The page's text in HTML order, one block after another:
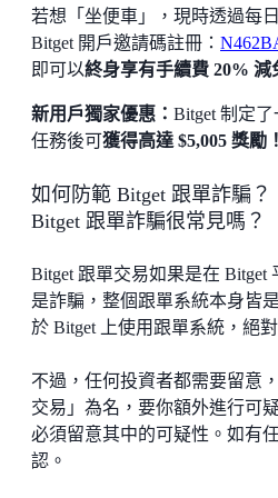
若想「坐便車」，現時透過每
Bitget 開戶邀請碼註冊：
即可以終身享有手續費 20% 減
新用戶獨家優惠： Bitget 制定
任務後可獲得高達 $5,005 獎勵！
如何防範 Bitget 跟單詐騙？
Bitget 跟單詐騙很常見嗎？
Bitget 跟單交易如果是在
是詐騙，整個跟單系統本身皆
於 Bitget 上使用跟單系統，絕
不過，任何投資者都需要留意
交易」為名，要你額外進行可
必須留意其中的可疑性。如有
認。